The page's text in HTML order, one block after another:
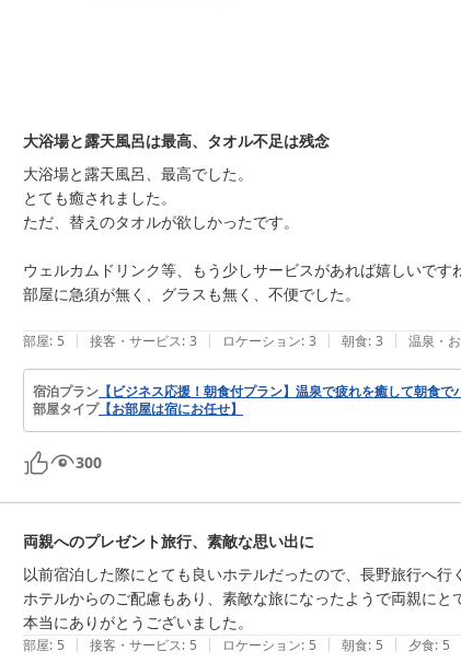
大浴場と露天風呂は最高、タオル不足は残念
大浴場と露天風呂、最高でした。
とても癒されました。
ただ、替えのタオルが欲しかったです。
ウェルカムドリンク等、もう少しサービスがあれば嬉しいです
部屋に急須が無く、グラスも無く、不便でした。
部屋: 5 | 接客・サービス: 3 | ロケーション: 3 | 朝食: 3 | 温泉・
宿泊プラン 【ビジネス応援！朝食付プラン】温泉で疲れを癒して朝食
部屋タイプ【お部屋は宿にお任せ】
300
両親へのプレゼント旅行、素敵な思い出に
以前宿泊した際にとても良いホテルだったので、長野旅行へ行
ホテルからのご配慮もあり、素敵な旅になったようで両親にと
本当にありがとうございました。
部屋: 5 | 接客・サービス: 5 | ロケーション: 5 | 朝食: 5 | 夕食: 5